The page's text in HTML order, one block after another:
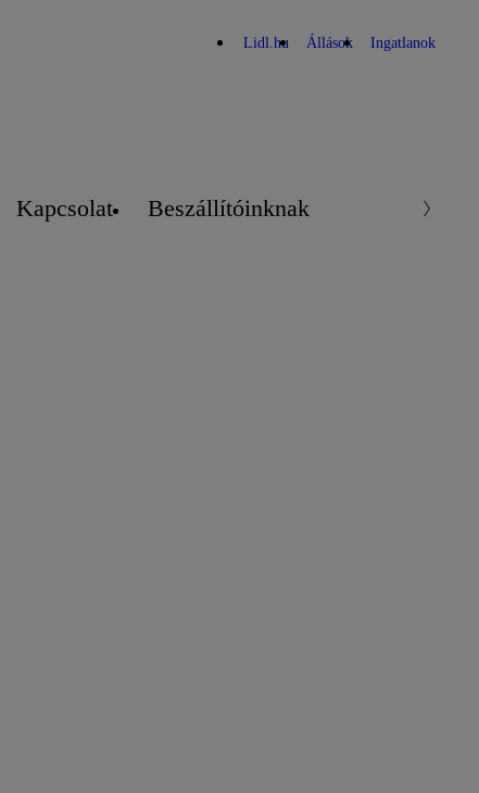
Lidl.hu Állások Ingatlanok
Kapcsolat Beszállítóinknak